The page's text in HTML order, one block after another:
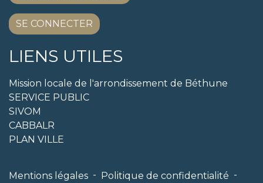
SE CONNECTER
LIENS UTILES
Mission locale de l'arrondissement de Béthune
SERVICE PUBLIC
SIVOM
CABBALR
PLAN VILLE
Mentions légales - Politique de confidentialité -